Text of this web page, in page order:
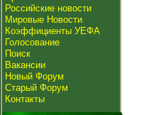
Российские новости
Мировые Новости
Коэффициенты УЕФА
Голосование
Поиск
Вакансии
Новый Форум
Старый Форум
Контакты